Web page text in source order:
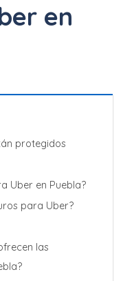
40% + 6 y 12
Sin Intereses
+ 6 y 12
Sin Intereses
en
protegidos
Uber en Puebla?
para Uber?
las